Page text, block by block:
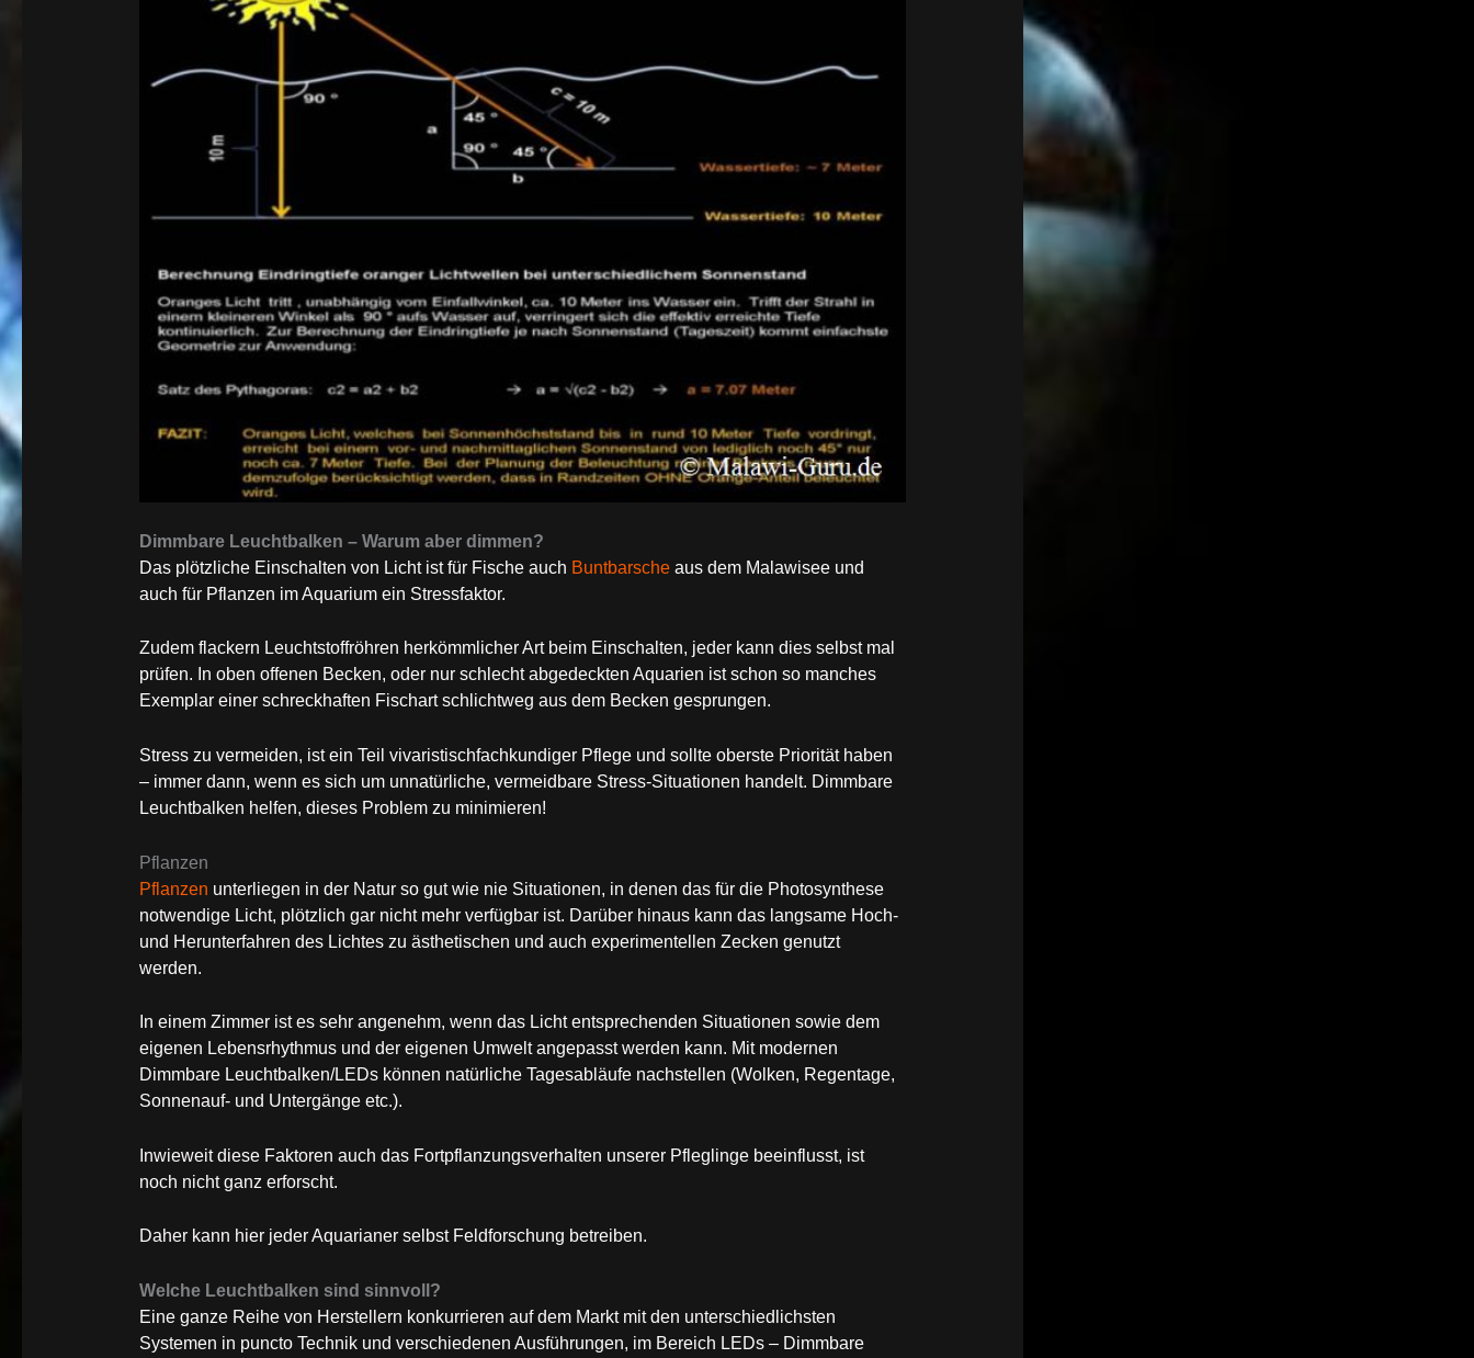
Dimmbare Leuchtbalken – Warum aber dimmen?
Das plötzliche Einschalten von Licht ist für Fische auch Buntbarscheaus dem Malawisee und
auch für Pflanzen im Aquarium ein Stressfaktor.
Zudem flackern Leuchtstoffröhren herkömmlicher Art beim Einschalten, jeder kann dies selbst mal
prüfen. In oben offenen Becken, oder nur schlecht abgedeckten Aquarien ist schon so manches
Exemplar einer schreckhaften Fischart schlichtweg aus dem Becken gesprungen.
Stress zu vermeiden, ist ein Teil vivaristischfachkundiger Pflege und sollte oberste Priorität haben
– immer dann, wenn es sich um unnatürliche, vermeidbare Stress-Situationen handelt. Dimmbare
Leuchtbalken helfen, dieses Problem zu minimieren!
Pflanzen
Pflanzen unterliegen in der Natur so gut wie nie Situationen, in denen das für die Photosynthese
notwendige Licht, plötzlich gar nicht mehr verfügbar ist. Darüber hinaus kann das langsame Hoch-
und Herunterfahren des Lichtes zu ästhetischen und auch experimentellen Zecken genutzt
werden.
In einem Zimmer ist es sehr angenehm, wenn das Licht entsprechenden Situationen sowie dem
eigenen Lebensrhythmus und der eigenen Umwelt angepasst werden kann. Mit modernen
Dimmbare Leuchtbalken/LEDs können natürliche Tagesabläufe nachstellen (Wolken, Regentage,
Sonnenauf- und Untergänge etc.).
Inwieweit diese Faktoren auch das Fortpflanzungsverhalten unserer Pfleglinge beeinflusst, ist
noch nicht ganz erforscht.
Daher kann hier jeder Aquarianer selbst Feldforschung betreiben.
Welche Leuchtbalken sind sinnvoll?
Eine ganze Reihe von Herstellern konkurrieren auf dem Markt mit den unterschiedlichsten
Systemen in puncto Technik und verschiedenen Ausführungen, im Bereich LEDs – Dimmbare